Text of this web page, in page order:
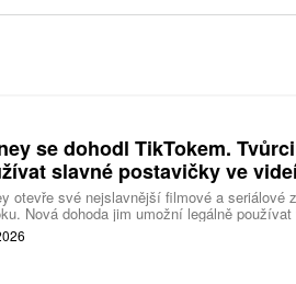
se dohodl TikTokem.
slavné postavičky ve
otevře své nejslavnější filmové a seriálové
Nová dohoda jim umožní legálně
studia a sdílet vlastní videa také na